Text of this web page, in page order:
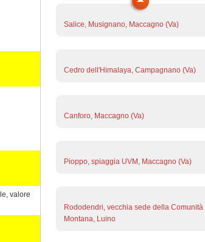
valore
Salice, Musignano, Maccagno (Va)
Cedro dell'Himalaya, Campagnano (Va)
Canforo, Maccagno (Va)
Pioppo, spiaggia UVM, Maccagno (Va)
Rododendri, vecchia sede della Comunità
Montana, Luino